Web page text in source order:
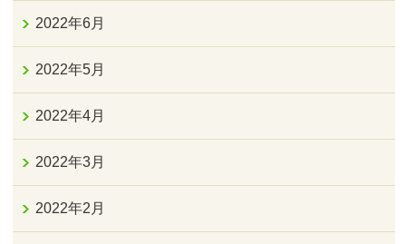
2022年6月
2022年5月
2022年4月
2022年3月
2022年2月